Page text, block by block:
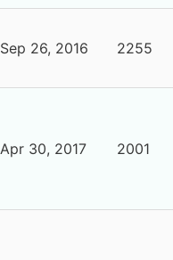
Sep 26, 2016 2255
Apr 30, 2017 2001